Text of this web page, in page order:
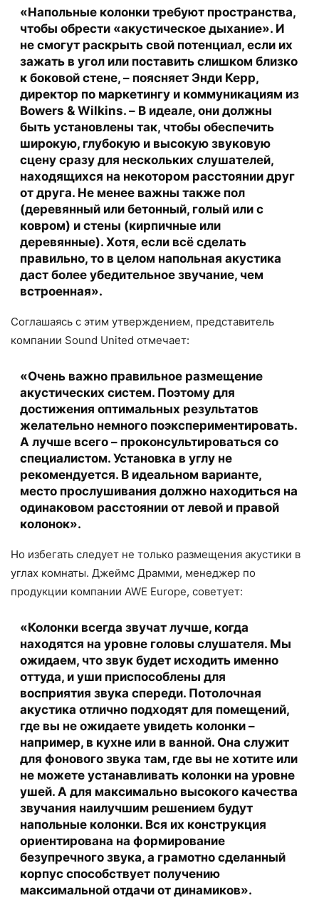
«Напольные колонки требуют пространства,
чтобы обрести «акустическое дыхание». И
не смогут раскрыть свой потенциал, если их
зажать в угол или поставить слишком близко
к боковой стене, – поясняет Энди Керр,
директор по маркетингу и коммуникациям из
Bowers & Wilkins. – В идеале, они должны
быть установлены так, чтобы обеспечить
широкую, глубокую и высокую звуковую
сцену сразу для нескольких слушателей,
находящихся на некотором расстоянии друг
от друга. Не менее важны также пол
(деревянный или бетонный, голый или с
ковром) и стены (кирпичные или
деревянные). Хотя, если всё сделать
правильно, то в целом напольная акустика
даст более убедительное звучание, чем
встроенная».
Соглашаясь с этим утверждением, представитель
компании Sound United отмечает:
«Очень важно правильное размещение
акустических систем. Поэтому для
достижения оптимальных результатов
желательно немного поэкспериментировать.
А лучше всего – проконсультироваться со
специалистом. Установка в углу не
рекомендуется. В идеальном варианте,
место прослушивания должно находиться на
одинаковом расстоянии от левой и правой
колонок».
Но избегать следует не только размещения акустики в
углах комнаты. Джеймс Драмми, менеджер по
продукции компании AWE Europe, советует:
«Колонки всегда звучат лучше, когда
находятся на уровне головы слушателя. Мы
ожидаем, что звук будет исходить именно
оттуда, и уши приспособлены для
восприятия звука спереди. Потолочная
акустика отлично подходят для помещений,
где вы не ожидаете увидеть колонки –
например, в кухне или в ванной. Она служит
для фонового звука там, где вы не хотите или
не можете устанавливать колонки на уровне
ушей. А для максимально высокого качества
звучания наилучшим решением будут
напольные колонки. Вся их конструкция
ориентирована на формирование
безупречного звука, а грамотно сделанный
корпус способствует получению
максимальной отдачи от динамиков».